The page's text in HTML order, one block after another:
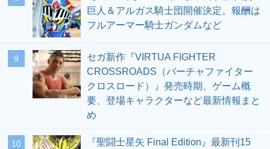
巨人＆アルガス騎士団開催決定。報酬は
フルアーマー騎士ガンダムなど
9
セガ新作『VIRTUA FIGHTER
CROSSROADS（バーチャファイター
クロスロード）』発売時期、ゲーム概
要、登場キャラクターなど最新情報まと
め
10
『聖闘士星矢 Final Edition』最新刊15